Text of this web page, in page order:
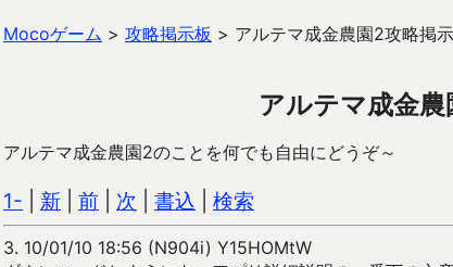
Mocoゲーム > 攻略掲示板 > アルテマ成金農園2攻略掲
アルテマ成金
アルテマ成金農園2のことを何でも自由にどうぞ～
1- 新 前 次 書込 検索
3. 10/01/10 18:56 (N904i) Y15HOMtW